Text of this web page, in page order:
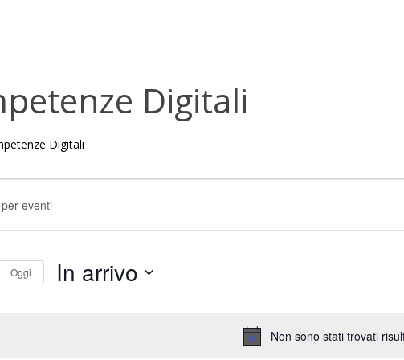
Digitali
Digitali
Notice
Non sono stati trovati
Oggi In arrivo